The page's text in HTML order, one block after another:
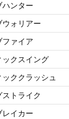
ハンター
ォリアー
ファイア
ックスイング
ククラッシュ
トライク
レイカー